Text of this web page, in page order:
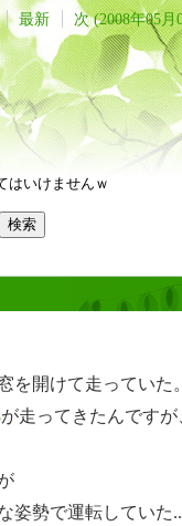
最新 次 (2008年05月
はいけませんｗ
を開けて走っていた
が走ってきたんですが
姿勢で運転していた